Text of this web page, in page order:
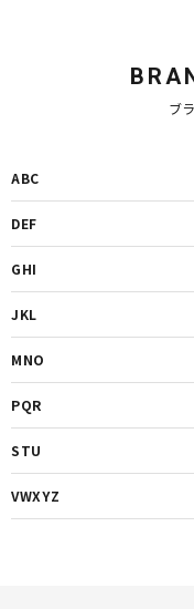
ブ
ABC
DEF
GHI
JKL
MNO
PQR
STU
VWXYZ